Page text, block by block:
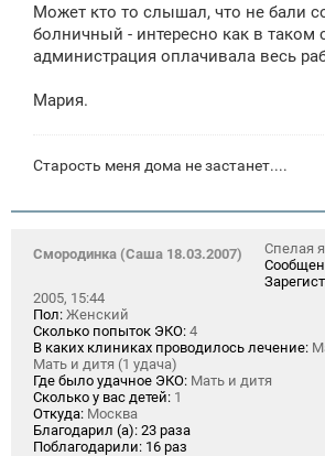
Может кто то слышал, что не бали
болничный - интересно как в таком
администрация оплачивала весь
Мария.
Старость меня дома не застанет....
Смородинка (Саша 18.03.2007)
Спелая
2005, 15:44
Пол: Женский
Сколько попыток ЭКО: 4
В каких клиниках проводилось лечение:
Мать и дитя (1 удача)
Где было удачное ЭКО: Мать и дитя
Сколько у вас детей: 1
Откуда: Москва
Благодарил (а): 23 раза
Поблагодарили: 16 раз